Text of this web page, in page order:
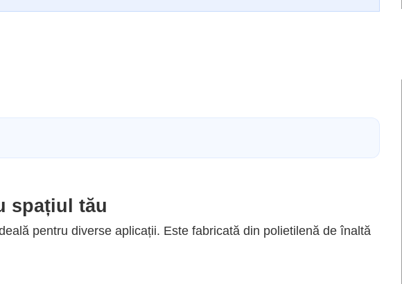
spațiul tău
pentru diverse aplicații. Este fabricată din polietilenă de înaltă